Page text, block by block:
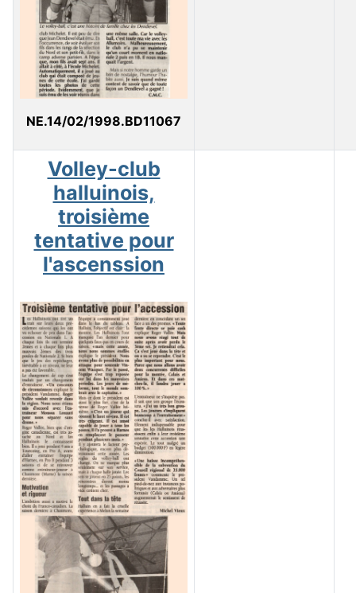
NE.14/02/1998.BD11067
Volley-club
halluinois,
troisième
tentative pour
l'ascenssion